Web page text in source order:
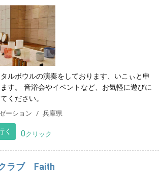
ルボウルの演奏をしております、いこぃと申
ます。 音浴会やイベントなど、お気軽に遊びに
ください。
ーション 兵庫県
く 0クリック
ラブ Faith